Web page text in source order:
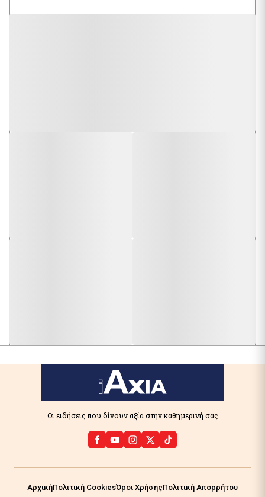
Οι ειδήσεις που δίνουν αξία στην καθημερινή σας
ΑρχικήΠολιτική CookiesΌροι ΧρήσηςΠολιτική Απορρήτου